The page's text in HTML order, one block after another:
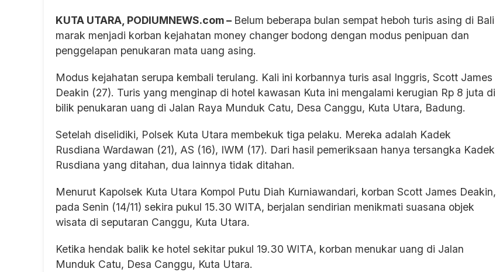
KUTA UTARA, PODIUMNEWS.com – Belum beberapa bulan sempat heboh turis asing di Bali
marak menjadi korban kejahatan money changer bodong dengan modus penipuan dan
penggelapan penukaran mata uang asing.
Modus kejahatan serupa kembali terulang. Kali ini korbannya turis asal Inggris, Scott James
Deakin (27). Turis yang menginap di hotel kawasan Kuta ini mengalami kerugian Rp 8 juta di
bilik penukaran uang di Jalan Raya Munduk Catu, Desa Canggu, Kuta Utara, Badung.
Setelah diselidiki, Polsek Kuta Utara membekuk tiga pelaku. Mereka adalah Kadek
Rusdiana Wardawan (21), AS (16), IWM (17). Dari hasil pemeriksaan hanya tersangka Kadek
Rusdiana yang ditahan, dua lainnya tidak ditahan.
Menurut Kapolsek Kuta Utara Kompol Putu Diah Kurniawandari, korban Scott James Deakin,
pada Senin (14/11) sekira pukul 15.30 WITA, berjalan sendirian menikmati suasana objek
wisata di seputaran Canggu, Kuta Utara.
Ketika hendak balik ke hotel sekitar pukul 19.30 WITA, korban menukar uang di Jalan
Munduk Catu, Desa Canggu, Kuta Utara.